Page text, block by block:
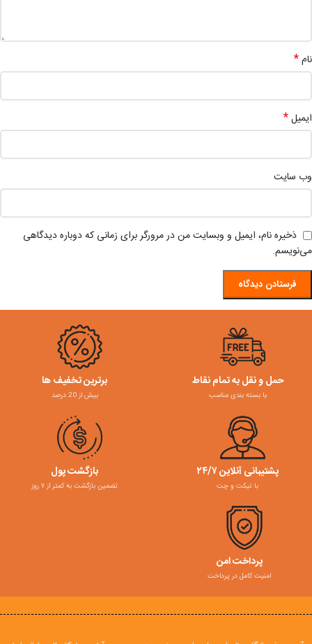
نام*
ایمیل*
وب‌ سایت
ذخیره نام، ایمیل و وبسایت من در مرورگر برای زمانی که دوباره دیدگاهی
می‌نویسم.
حمل و نقل به تمام نقاط
با بسته بندی مناسب
برترین تخفیف ها
بیش از 20 درصد
پشتیبانی آنلاین ۲۴/۷
با تیکت و چت
بازگشت پول
تضمین بازگشت به کمتر از ۷ روز
پرداخت امن
امنیت کامل در پرداخت